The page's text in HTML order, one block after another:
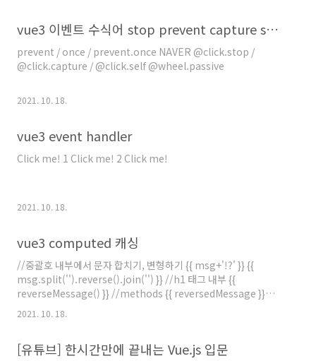
vue3 이벤트 수식어 stop prevent capture self once passive
prevent / once / prevent.once NAVER @click.stop /
@click.capture / @click.self @wheel.passive
2021. 10. 18.
vue3 event handler
Click me! 1 Click me! 2 Click me!
2021. 10. 18.
vue3 computed 캐싱
//중괄호 내부에서 문자 합치기, 변형하기 {{ msg+'!?' }} {{
msg.split('').reverse().join('') }} //h1 태그 내부 {{
reverseMessage() }} //methods {{ reversedMessage }}
//computed. computed 캐싱 - 한번 계산을 하면 저장된 값을 -
computed에서 만들어둔 데이터는 캐싱이라는 기능이 있어서 한
을 하지않음. 가지고 있는 데이터를 출력해줌 - 여러차례 출력되는
2021. 10. 18.
[유튜브] 한시간만에 끝내는 Vue.js 입문